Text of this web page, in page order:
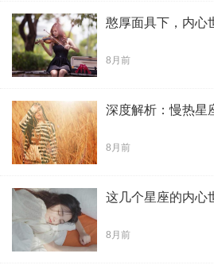
憨厚面具下，内心
8月前
深度解析：慢热星
8月前
这几个星座的内心
8月前